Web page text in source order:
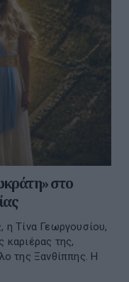
στο
η Τίνα Γεωργουσίου,
καριέρας της,
της Ξανθίππης. Η